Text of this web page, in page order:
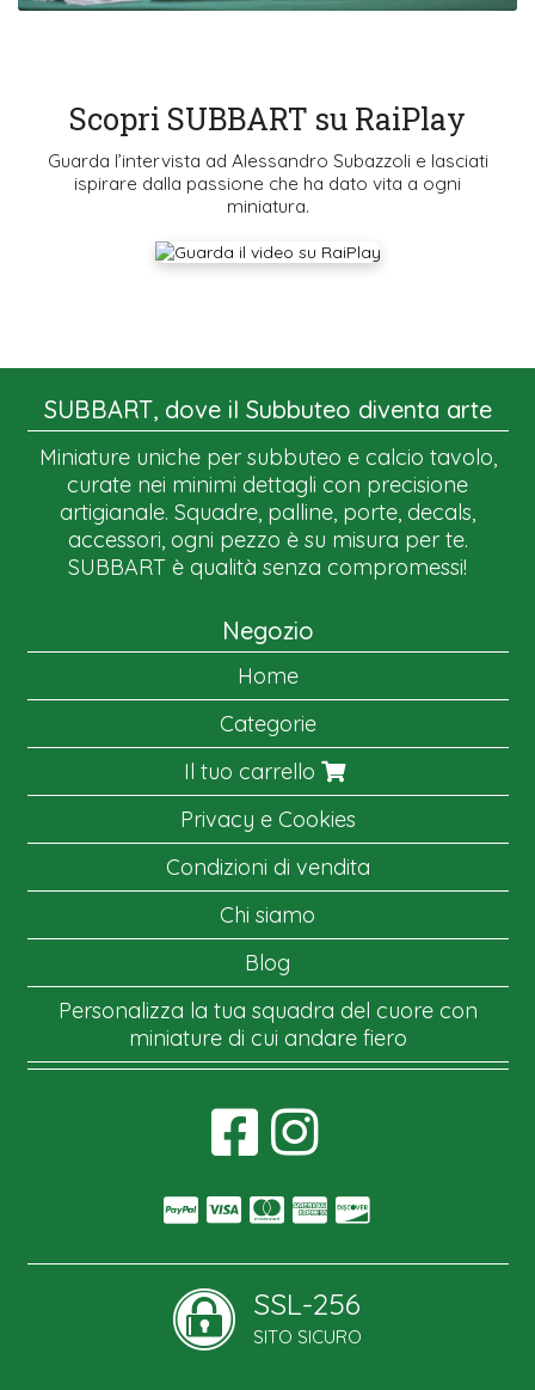
Scopri SUBBART su RaiPlay
Guarda l’intervista ad Alessandro Subazzoli e lasciati
ispirare dalla passione che ha dato vita a ogni
miniatura.
SUBBART, dove il Subbuteo diventa arte
Miniature uniche per subbuteo e calcio tavolo,
curate nei minimi dettagli con precisione
artigianale. Squadre, palline, porte, decals,
accessori, ogni pezzo è su misura per te.
SUBBART è qualità senza compromessi!
Negozio
Home
Categorie
Il tuo carrello
Privacy e Cookies
Condizioni di vendita
Chi siamo
Blog
Personalizza la tua squadra del cuore con
miniature di cui andare fiero
SSL-256
SITO SICURO